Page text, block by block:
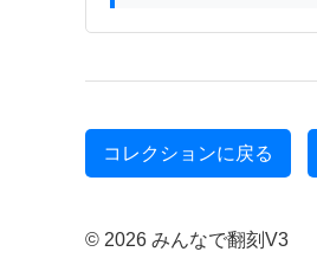
コレクションに戻る
© 2026 みんなで翻刻V3